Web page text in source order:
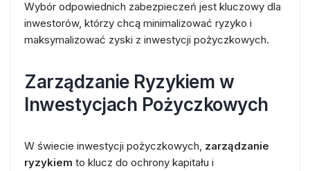
Wybór odpowiednich zabezpieczeń jest kluczowy dla
inwestorów, którzy chcą minimalizować ryzyko i
maksymalizować zyski z inwestycji pożyczkowych.
Zarządzanie Ryzykiem w
Inwestycjach Pożyczkowych
W świecie inwestycji pożyczkowych, zarządzanie
ryzykiem to klucz do ochrony kapitału i